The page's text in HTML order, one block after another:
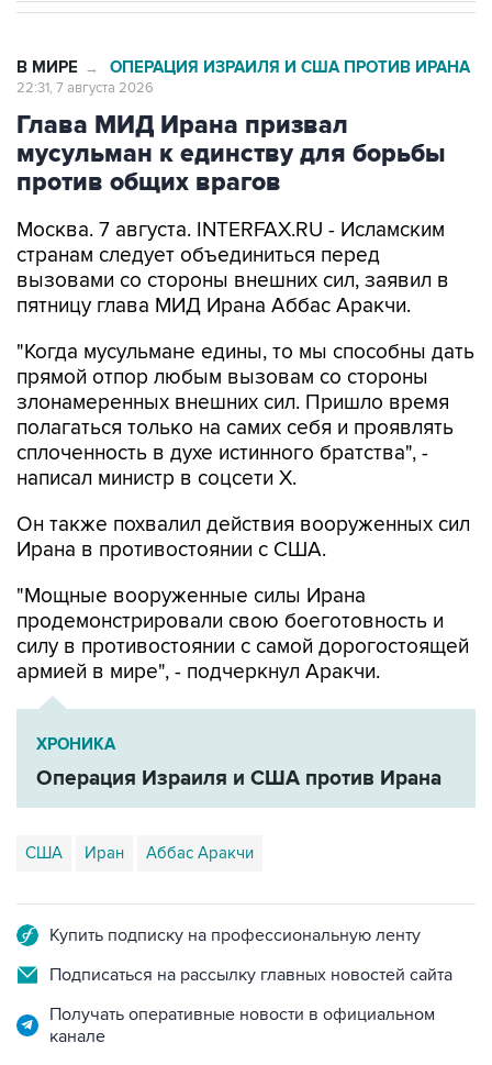
В МИРЕ → ОПЕРАЦИЯ ИЗРАИЛЯ И США ПРОТИВ ИРАНА
22:31, 7 августа 2026
Глава МИД Ирана призвал
мусульман к единству для борьбы
против общих врагов
Москва. 7 августа. INTERFAX.RU - Исламским
странам следует объединиться перед
вызовами со стороны внешних сил, заявил в
пятницу глава МИД Ирана Аббас Аракчи.
"Когда мусульмане едины, то мы способны дать
прямой отпор любым вызовам со стороны
злонамеренных внешних сил. Пришло время
полагаться только на самих себя и проявлять
сплоченность в духе истинного братства", -
написал министр в соцсети Х.
Он также похвалил действия вооруженных сил
Ирана в противостоянии с США.
"Мощные вооруженные силы Ирана
продемонстрировали свою боеготовность и
силу в противостоянии с самой дорогостоящей
армией в мире", - подчеркнул Аракчи.
ХРОНИКА
Операция Израиля и США против Ирана
США Иран Аббас Аракчи
Купить подписку на профессиональную ленту
Подписаться на рассылку главных новостей сайта
Получать оперативные новости в официальном
канале